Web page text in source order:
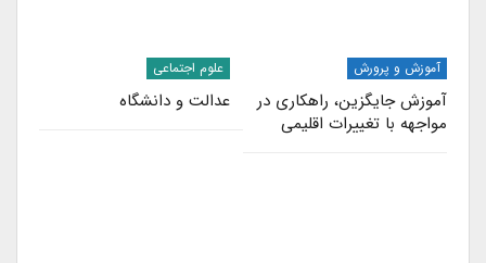
آموزش و پرورش
آموزش جایگزین، راهکاری در
مواجهه با تغییرات اقلیمی
علوم اجتماعی
عدالت و دانشگاه